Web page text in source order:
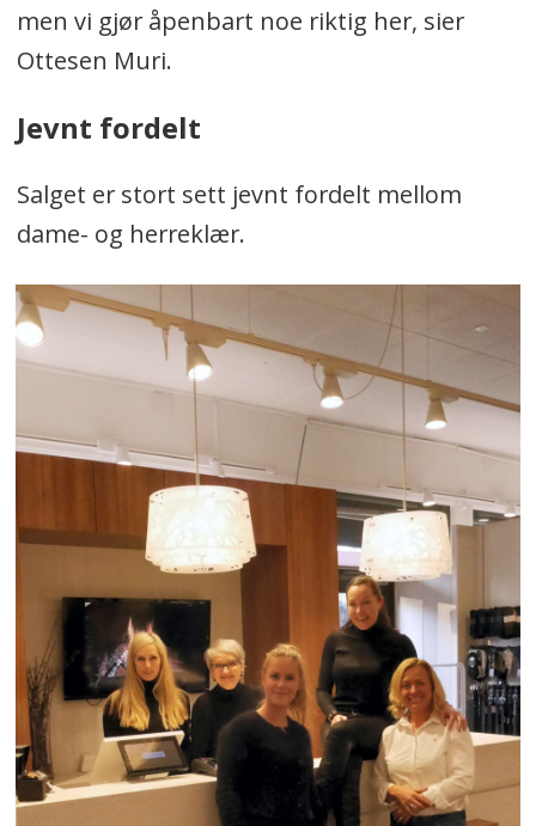
men vi gjør åpenbart noe riktig her, sier
Ottesen Muri.
Jevnt fordelt
Salget er stort sett jevnt fordelt mellom
dame- og herreklær.